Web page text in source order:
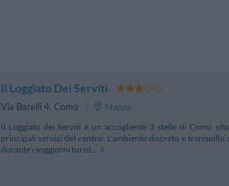
Il Loggiato Dei Serviti
Via Barelli 4, Como
Mappa
Il Loggiato dei Serviti è un accogliente 3 stelle di Como
principali servizi del centro. L'ambiente discreto e
durante i soggiorni turist...